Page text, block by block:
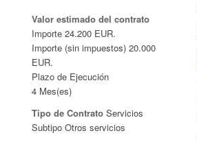
Valor estimado del contrato
Importe 24.200 EUR.
Importe (sin impuestos) 20.000
EUR.
Plazo de Ejecución
4 Mes(es)
Tipo de Contrato Servicios
Subtipo Otros servicios